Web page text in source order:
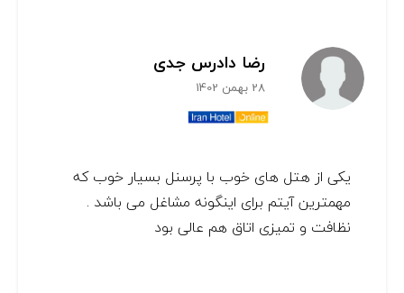
رضا دادرس جدی
28 بهمن 1402
یکی از هتل های خوب با پرسنل بسیار خوب که
مهمترین آیتم برای اینگونه مشاغل می باشد .
نظافت و تمیزی اتاق هم عالی بود